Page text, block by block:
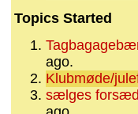
Topics Started
ago.
Klubmøde/
sælges